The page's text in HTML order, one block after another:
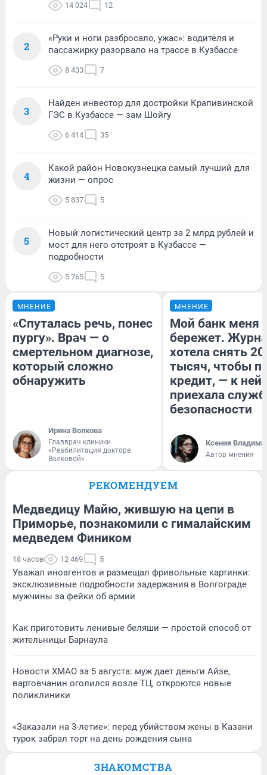
14 024 12
2
«Руки и ноги разбросало, ужас»: водителя и
пассажирку разорвало на трассе в Кузбассе
8 433 7
3
Найден инвестор для достройки Крапивинской
ГЭС в Кузбассе — зам Шойгу
6 414 35
4
Какой район Новокузнецка самый лучший для
жизни — опрос
5 837 5
5
Новый логистический центр за 2 млрд рублей и
мост для него отстроят в Кузбассе —
подробности
5 765 5
МНЕНИЕ
«Спуталась речь, понес
пургу». Врач — о
смертельном диагнозе,
который сложно
обнаружить
Ирина Волкова
Главврач клиники
«Реабилитация доктора
Волковой»
МНЕНИЕ
Мой банк меня
бережет.
хотела снять
тысяч, чтобы
кредит, — к
приехала
безопасности
Ксения
Автор мнения
РЕКОМЕНДУЕМ
Медведицу Майю, жившую на цепи в
Приморье, познакомили с гималайским
медведем Фиником
18 часов 12 469 5
Уважал иноагентов и размещал фривольные картинки:
эксклюзивные подробности задержания в Волгограде
мужчины за фейки об армии
Как приготовить ленивые беляши — простой способ от
жительницы Барнаула
Новости ХМАО за 5 августа: муж дает деньги Айзе,
вартовчанин оголился возле ТЦ, откроются новые
поликлиники
«Заказали на 3-летие»: перед убийством жены в Казани
турок забрал торт на день рождения сына
ЗНАКОМСТВА